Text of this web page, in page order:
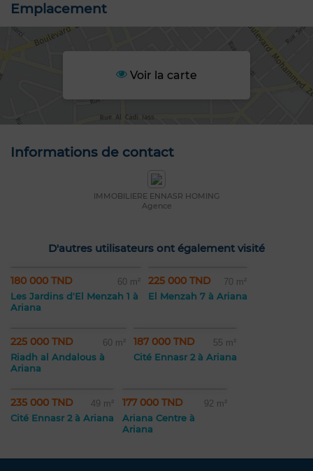
Emplacement
Voir la carte
Informations de contact
IMMOBILIERE ENNASR HOMING
Agence
D'autres utilisateurs ont également visité
180 000 TND 60 m²
Les Jardins d'El Menzah 1 à
Ariana
225 000 TND 70 m²
El Menzah 7 à Ariana
225 000 TND 60 m²
Riadh al Andalous à
Ariana
187 000 TND 55 m²
Cité Ennasr 2 à Ariana
235 000 TND 49 m²
Cité Ennasr 2 à Ariana
177 000 TND 92 m²
Ariana Centre à
Ariana